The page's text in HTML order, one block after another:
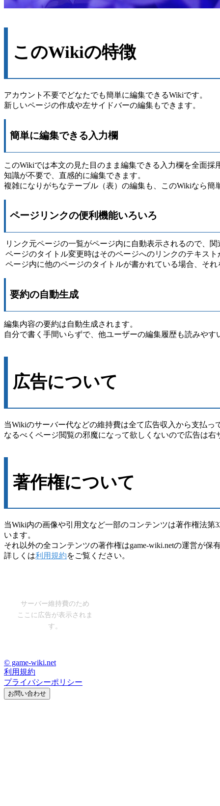
このWikiの特徴
アカウント不要でどなたでも簡単に編集できるWikiです。
新しいページの作成や左サイドバーの編集もできます。
簡単に編集できる入力欄
このWikiでは本文の見た目のまま編集できる入力欄を全面
知識が不要で、直感的に編集できます。
複雑になりがちなテーブル（表）の編集も、このWikiなら簡
ページリンクの便利機能いろいろ
リンク元ページの一覧がページ内に自動表示されるので、
ページのタイトル変更時はそのページへのリンクのテキス
ページ内に他のページのタイトルが書かれている場合、そ
要約の自動生成
編集内容の要約は自動生成されます。
自分で書く手間いらずで、他ユーザーの編集履歴も読みやす
広告について
当Wikiのサーバー代などの維持費は全て広告収入から支払っ
なるべくページ閲覧の邪魔になって欲しくないので広告は
著作権について
当Wiki内の画像や引用文など一部のコンテンツは著作権法第
います。
それ以外の全コンテンツの著作権はgame-wiki.netの運営が保
詳しくは利用規約をご覧ください。
サーバー維持費のため
ここに広告が表示されま
す。
© game-wiki.net
利用規約
プライバシーポリシー
お問い合わせ